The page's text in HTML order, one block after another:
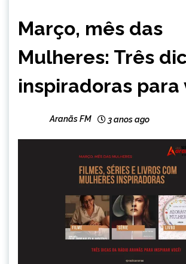
Março, mês das
Mulheres: Três
inspiradoras para
Aranãs FM 3 anos ago